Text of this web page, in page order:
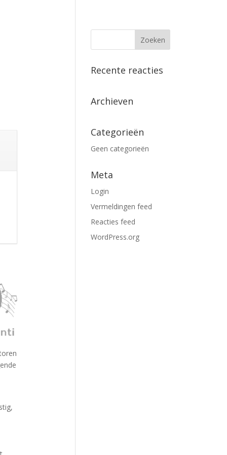
Recente reacties
Archieven
Categorieën
Geen categorieën
Meta
Login
Vermeldingen feed
Reacties feed
WordPress.org